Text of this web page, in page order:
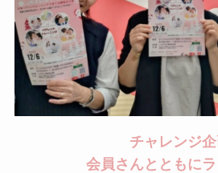
チャレンジ
会員さんとともに